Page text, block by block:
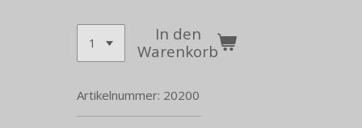
In den
Warenkorb
Artikelnummer: 20200